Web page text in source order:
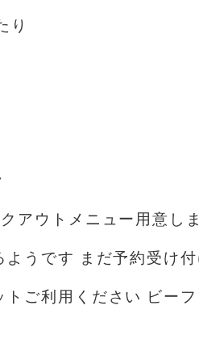
り
アウトメニュー用意し
うです まだ予約受け
ご利用ください ビー